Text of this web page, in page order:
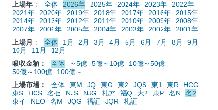
上場年：
全体 2026年 2025年 2024年 2023年
2022年
2021年
2020年 2019年 2018年 2017年 2016年
2015年
2014年
2013年 2012年 2011年 2010年 2009年
2008年
2007年
2006年 2005年 2004年 2003年 2002年
2001年
上場月：
全体 1月 2月 3月 4月 5月 6月 7月 8月
9月
10月
11月
12月
吸収金額：
全体 ～5億 5億～10億
10億～50億
50億～100億
100億～
上場市場：
全体 東M JQ 東G 東2 JQS 東1 東R
HCG
東S
HCS 名セ NJS NJG 札ア 福Q 大2 東P 名N
名2
東イ
NEO 名M JQG 福証 JQR
札証